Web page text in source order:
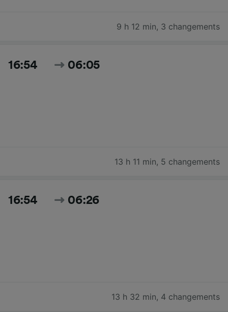
9 h 12 min, 3 changements
16:54 06:05
13 h 11 min, 5 changements
16:54 06:26
13 h 32 min, 4 changements